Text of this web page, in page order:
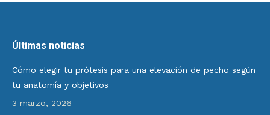
Últimas noticias
Cómo elegir tu prótesis para una elevación de pecho según
tu anatomía y objetivos
3 marzo, 2026